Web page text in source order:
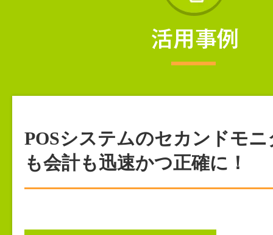
POSシステムのセカンドモ
も会計も迅速かつ正確に！